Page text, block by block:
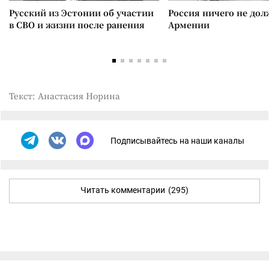
Русский из Эстонии об участии
в СВО и жизни после ранения
Россия ничего не
Армении
Текст: Анастасия Норина
Подписывайтесь на наши каналы
Читать комментарии (295)